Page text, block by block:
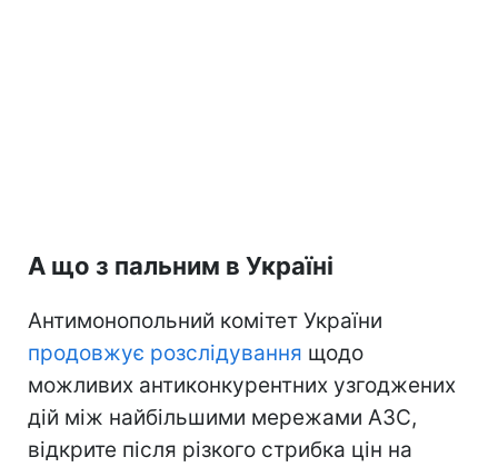
А що з пальним в Україні
Антимонопольний комітет України
продовжує розслідування щодо
можливих антиконкурентних узгоджених
дій між найбільшими мережами АЗС,
відкрите після різкого стрибка цін на